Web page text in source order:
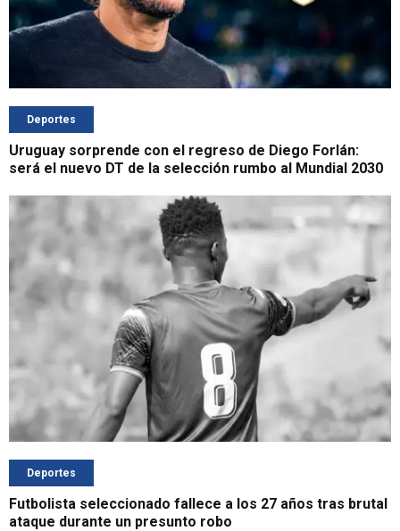
Deportes
Uruguay sorprende con el regreso de Diego Forlán:
será el nuevo DT de la selección rumbo al Mundial 2030
Deportes
Futbolista seleccionado fallece a los 27 años tras brutal
ataque durante un presunto robo